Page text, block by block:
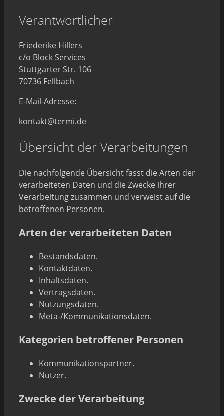
Verantwortlicher
Friederike Hillers
c/o Block Services
Stuttgarter Str. 106
70736 Fellbach
E-Mail-Adresse:
kontakt@termi.de
Übersicht der Verarbeitungen
Die nachfolgende Übersicht fasst die Arten der
verarbeiteten Daten und die Zwecke ihrer
Verarbeitung zusammen und verweist auf die
betroffenen Personen.
Arten der verarbeiteten Daten
Bestandsdaten.
Kontaktdaten.
Inhaltsdaten.
Vertragsdaten.
Nutzungsdaten.
Meta-/Kommunikationsdaten.
Kategorien betroffener Personen
Kommunikationspartner.
Nutzer.
Zwecke der Verarbeitung